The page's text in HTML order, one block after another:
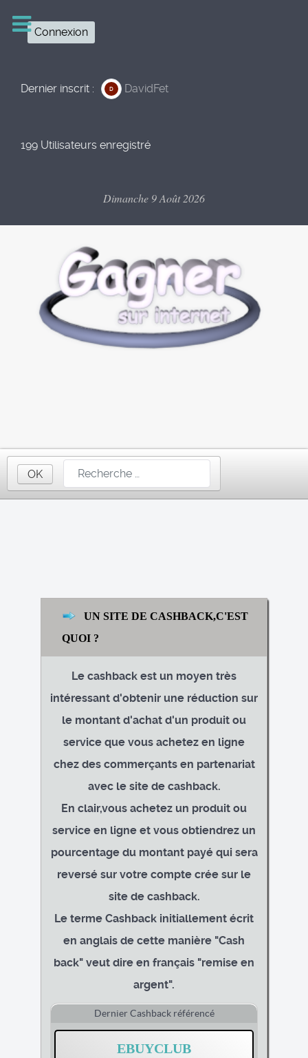
Connexion
Dernier inscrit : D DavidFet
199 Utilisateurs enregistré
Dimanche 9 Août 2026
OK
UN SITE DE CASHBACK,C'EST
QUOI ?
Le cashback est un moyen très
intéressant d'obtenir une réduction sur
le montant d'achat d'un produit ou
service que vous achetez en ligne
chez des commerçants en partenariat
avec le site de cashback.
En clair,vous achetez un produit ou
service en ligne et vous obtiendrez un
pourcentage du montant payé qui sera
reversé sur votre compte crée sur le
site de cashback.
Le terme Cashback initiallement écrit
en anglais de cette manière "Cash
back" veut dire en français "remise en
argent".
Dernier Cashback référencé
EBUYCLUB